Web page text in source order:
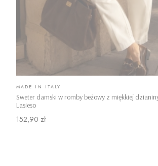
Sweter damski w romby beżowy z miękkiej
Lasieso
PRODUCENT
MADE IN ITALY
Cena
152,90 zł